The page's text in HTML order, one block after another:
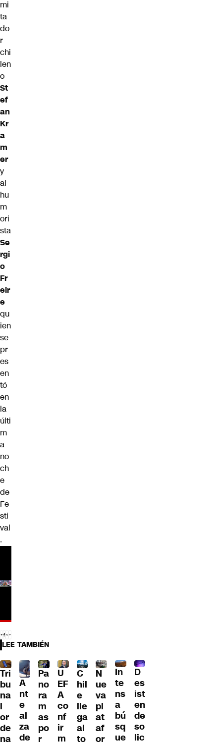
mi
ta
do
r
chi
len
o
St
ef
an
Kr
a
m
er
y
al
hu
m
ori
sta
Se
rgi
o
Fr
eir
e
qu
ien
se
pr
es
en
tó
en
la
últi
m
a
no
ch
e
de
Fe
sti
val
.
LEE TAMBIÉN
Tri
bu
na
l
or
de
na
A
nt
e
al
za
de
Pa
no
ra
m
as
po
r
U
EF
A
co
nf
ir
m
C
hil
e
lle
ga
al
to
N
ue
va
pl
at
af
or
In
te
ns
a
bú
sq
ue
D
es
ist
en
de
so
lic